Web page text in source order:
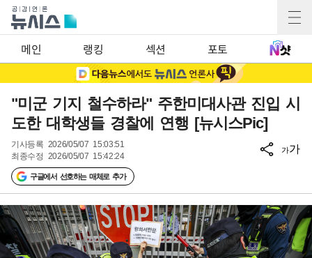
메인 랭킹 섹션 포토
"미군 기지 철수하라" 주한미대사관 진입 시
도한 대학생들 경찰에 연행 [뉴시스Pic]
기사등록 2026/05/07 15:03:51
최종수정 2026/05/07 15:42:24
구글에서 선호하는 매체로 추가
가가